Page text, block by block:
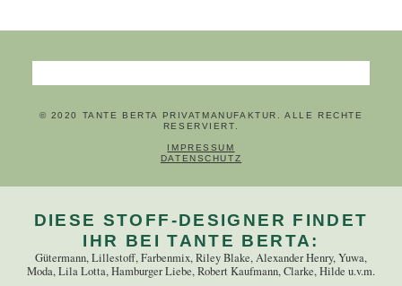
Suchbegriffe
© 2020 TANTE BERTA PRIVATMANUFAKTUR. ALLE RECHTE
RESERVIERT.
NAVIGATION ÜBERSPRINGEN
IMPRESSUM
DATENSCHUTZ
DIESE STOFF-DESIGNER FINDET
IHR BEI TANTE BERTA:
Gütermann, Lillestoff, Farbenmix, Riley Blake, Alexander Henry, Yuwa,
Moda, Lila Lotta, Hamburger Liebe, Robert Kaufmann, Clarke, Hilde u.v.m.